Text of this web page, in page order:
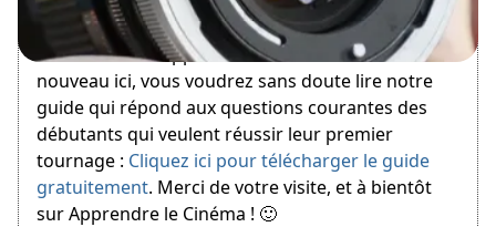
Bienvenue sur Apprendre le Cinéma ! Si vous êtes
nouveau ici, vous voudrez sans doute lire notre
guide qui répond aux questions courantes des
débutants qui veulent réussir leur premier
tournage : Cliquez ici pour télécharger le guide
gratuitement. Merci de votre visite, et à bientôt
sur Apprendre le Cinéma ! 🙂